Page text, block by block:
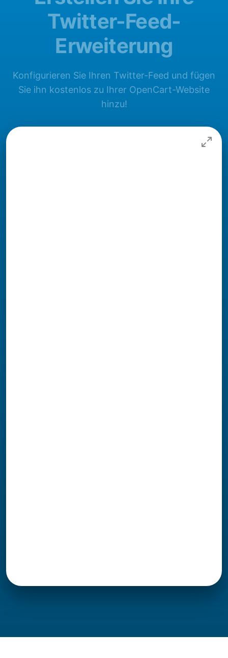
Twitter-Feed-
Erweiterung
Konfigurieren Sie Ihren Twitter-Feed und fügen
Sie ihn kostenlos zu Ihrer OpenCart-Website
hinzu!